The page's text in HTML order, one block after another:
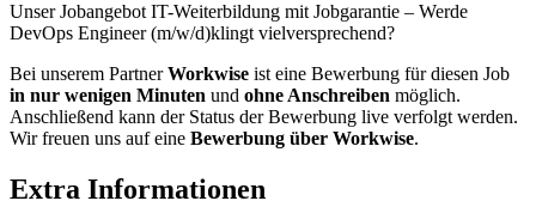
Unser Jobangebot IT-Weiterbildung mit Jobgarantie – Werde
DevOps Engineer (m/w/d)klingt vielversprechend?
Bei unserem PartnerWorkwise ist eine Bewerbung für diesen Job
in nur wenigen Minuten und ohne Anschreiben möglich.
Anschließend kann der Status der Bewerbung live verfolgt werden.
Wir freuen uns auf eine Bewerbung über Workwise.
Extra Informationen